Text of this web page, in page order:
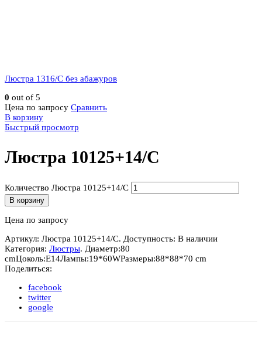
Люстра 1316/C без абажуров
0 out of 5
Цена по запросу Сравнить
В корзину
Быстрый просмотр
Люстра 10125+14/C
Количество Люстра 10125+14/C
В корзину
Цена по запросу
Артикул: Люстра 10125+14/C. Доступность: В наличии
Категория: Люстры. Диаметр:80
cmЦоколь:E14Лампы:19*60WРазмеры:88*88*70 cm
Поделиться:
facebook
twitter
google